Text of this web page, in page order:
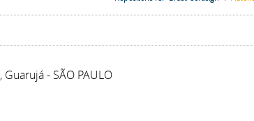
- SÃO PAULO